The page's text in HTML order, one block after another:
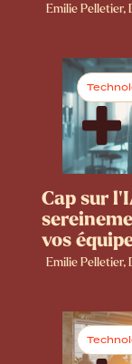
Emilie Pelletier,
Cap sur
vos
Emilie Pelletier,